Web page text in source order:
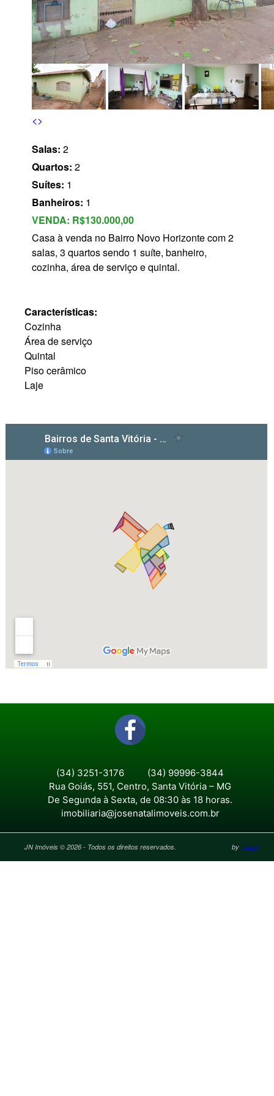
<>
Salas: 2
Quartos: 2
Suítes: 1
Banheiros: 1
VENDA: R$130.000,00
Casa à venda no Bairro Novo Horizonte com 2
salas, 3 quartos sendo 1 suíte, banheiro,
cozinha, área de serviço e quintal.
Características:
Cozinha
Área de serviço
Quintal
Piso cerâmico
Laje
(34) 3251-3176
(34) 99996-3844
Rua Goiás, 551, Centro, Santa Vitória – MG
De Segunda à Sexta, de 08:30 às 18 horas.
imobiliaria@josenatalimoveis.com.br
JN Imóveis © 2026 - Todos os direitos reservados. by Target